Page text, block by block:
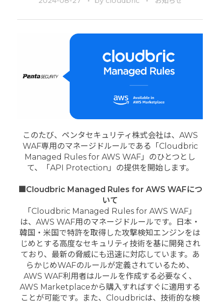
このたび、ペンタセキュリティ株式会社は、AWS
WAF専用のマネージドルールである「Cloudbric
Managed Rules for AWS WAF」のひとつとし
て、「API Protection」の提供を開始します。
■Cloudbric Managed Rules for AWS WAFにつ
いて
「Cloudbric Managed Rules for AWS WAF」
は、AWS WAF用のマネージドルールです。日本・
韓国・米国で特許を取得した攻撃検知エンジンをは
じめとする高度なセキュリティ技術を基に開発され
ており、最新の脅威にも迅速に対応しています。あ
らかじめWAFのルールが定義されているため、
AWS WAF利用者はルールを作成する必要なく、
AWS Marketplaceから購入すればすぐに適用する
ことが可能です。また、Cloudbricは、技術的な検